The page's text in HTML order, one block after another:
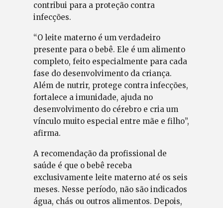
contribui para a proteção contra
infecções.
“O leite materno é um verdadeiro
presente para o bebê. Ele é um alimento
completo, feito especialmente para cada
fase do desenvolvimento da criança.
Além de nutrir, protege contra infecções,
fortalece a imunidade, ajuda no
desenvolvimento do cérebro e cria um
vínculo muito especial entre mãe e filho”,
afirma.
A recomendação da profissional de
saúde é que o bebê receba
exclusivamente leite materno até os seis
meses. Nesse período, não são indicados
água, chás ou outros alimentos. Depois,